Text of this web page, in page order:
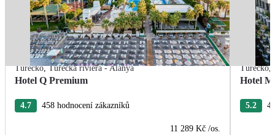
Turecko,Turecká riviéra - Alanya
Hotel Q Premium
4.7 458 hodnocení zákazníků
11 289 Kč /os.
Turecko,
Hotel
5.2